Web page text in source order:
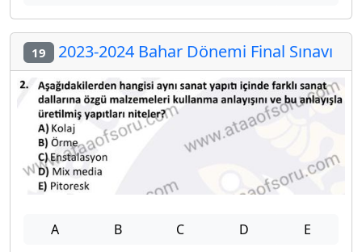
19 2023-2024 Bahar Dönemi Final Sınavı
A B C D E